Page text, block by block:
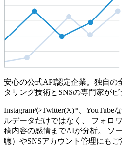
安心の公式API認定企業。独自の
タリング技術とSNSの専門家がビ
InstagramやTwitter(X)*、YouTube
ルデータだけではなく、 フォロ
稿内容の感情までAIが分析。 ソ
聴）やSNSアカウント管理にも